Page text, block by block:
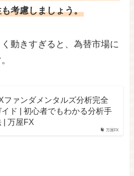
考慮しましょう。
動きすぎると、為替市場に
万屋FX
ファンダメンタルズ分析完全
イド | 初心者でもわかる分析手
| 万屋FX